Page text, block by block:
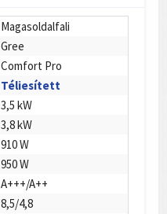
Magasoldalfali
Gree
Comfort Pro
Téliesített
3,5 kW
3,8 kW
910 W
950 W
A+++/A++
8,5/4,8